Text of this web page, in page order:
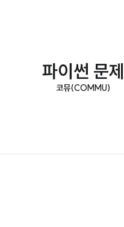
파이썬 문제
코뮤(COMMU)